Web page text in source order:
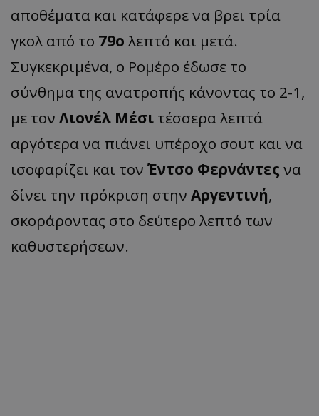
αποθέματα και κατάφερε να βρει τρία
γκολ από το 79ο λεπτό και μετά.
Συγκεκριμένα, ο Ρομέρο έδωσε το
σύνθημα της ανατροπής κάνοντας το 2-1,
με τον Λιονέλ Μέσι τέσσερα λεπτά
αργότερα να πιάνει υπέροχο σουτ και να
ισοφαρίζει και τον Έντσο Φερνάντες να
δίνει την πρόκριση στην Αργεντινή,
σκοράροντας στο δεύτερο λεπτό των
καθυστερήσεων.